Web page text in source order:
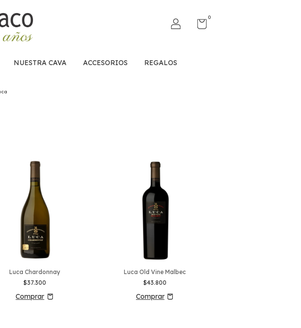
0
NUESTRA CAVA ACCESORIOS REGALOS
Luca Chardonnay
$37.300
Luca Old Vine Malbec
$43.800